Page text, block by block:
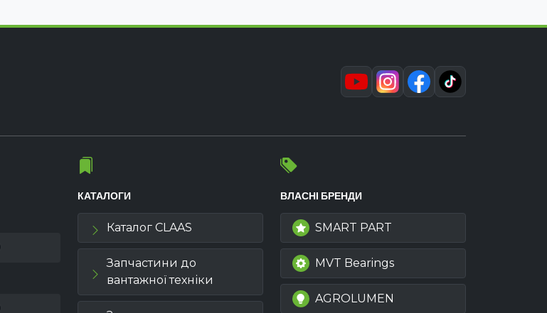
КАТАЛОГИ
Каталог CLAAS
Запчастини до
вантажної техніки
ВЛАСНІ БРЕНДИ
SMART PART
MVT Bearings
AGROLUMEN